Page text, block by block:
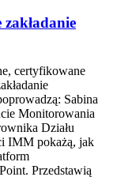
certyfikowane
Sabina
Monitorowania
Działu
IMM pokażą, jak
Przedstawią